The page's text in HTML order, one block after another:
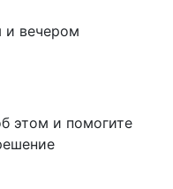
и вечером
этом и помогите